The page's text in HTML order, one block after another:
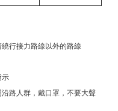
行接力路線以外的路線
示
路人群，戴口罩，不要大聲